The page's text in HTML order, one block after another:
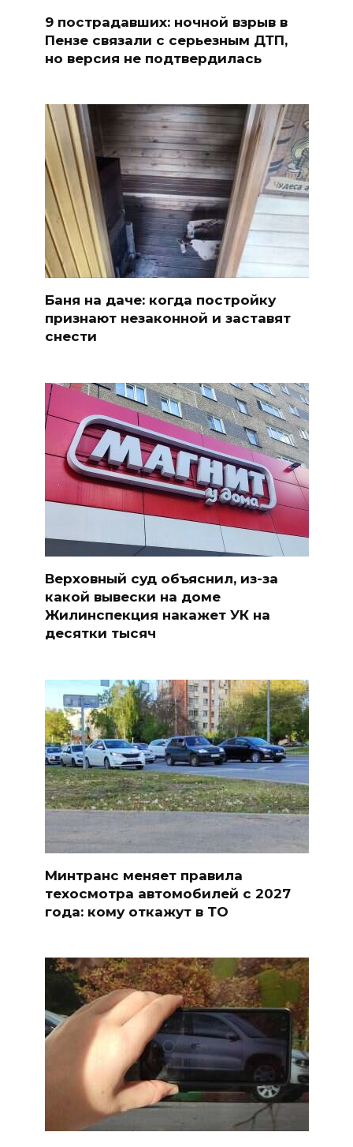
9 пострадавших: ночной взрыв в
Пензе связали с серьезным ДТП,
но версия не подтвердилась
Баня на даче: когда постройку
признают незаконной и заставят
снести
Верховный суд объяснил, из-за
какой вывески на доме
Жилинспекция накажет УК на
десятки тысяч
Минтранс меняет правила
техосмотра автомобилей с 2027
года: кому откажут в ТО